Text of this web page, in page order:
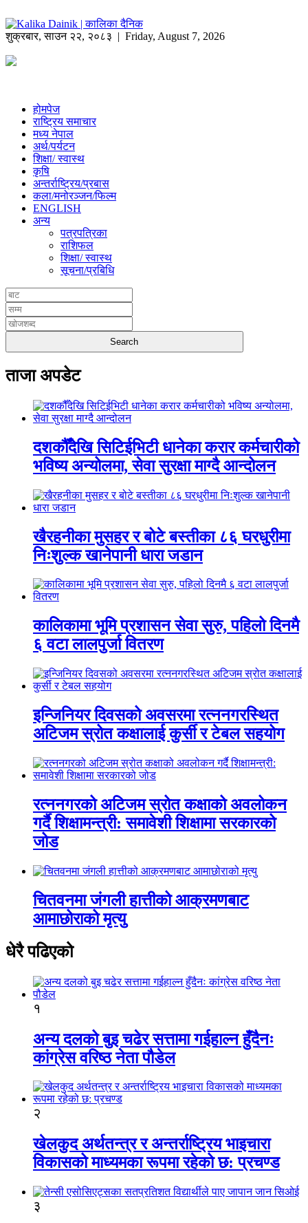
शुक्रबार,साउन २२, २०८३ | Friday, August 7, 2026
होमपेज
राष्ट्रिय समाचार
मध्य नेपाल
अर्थ/पर्यटन
शिक्षा/ स्वास्थ
कृषि
अन्तर्राष्ट्रिय/प्रबास
कला/मनोरञ्जन/फिल्म
ENGLISH
अन्य
पत्रपत्रिका
राशिफल
शिक्षा/ स्वास्थ
सूचना/प्रबिधि
ताजा अपडेट
दशकौँदेखि सिटिईभिटी धानेका करार कर्मचारीको
भविष्य अन्योलमा, सेवा सुरक्षा माग्दै आन्दोलन
खैरहनीका मुसहर र बोटे बस्तीका ८६ घरधुरीमा
निःशुल्क खानेपानी धारा जडान
कालिकामा भूमि प्रशासन सेवा सुरु, पहिलो दिनमै
६ वटा लालपुर्जा वितरण
इन्जिनियर दिवसको अवसरमा रत्ननगरस्थित
अटिजम स्रोत कक्षालाई कुर्सी र टेबल सहयोग
रत्ननगरको अटिजम स्रोत कक्षाको अवलोकन
गर्दै शिक्षामन्त्री: समावेशी शिक्षामा सरकारको
जोड
चितवनमा जंगली हात्तीको आक्रमणबाट
आमाछोराको मृत्यु
धेरै पढिएको
१
अन्य दलको बुइ चढेर सत्तामा गईहाल्न हुँदैनः
कांग्रेस वरिष्ठ नेता पौडेल
२
खेलकुद अर्थतन्त्र र अन्तर्राष्ट्रिय भाइचारा
विकासको माध्यमका रूपमा रहेको छ: प्रचण्ड
३